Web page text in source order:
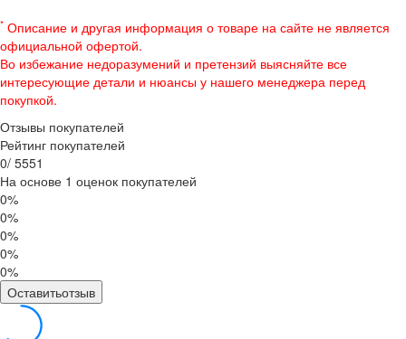
* Описание и другая информация о товаре на сайте не является
официальной офертой.
Во избежание недоразумений и претензий выясняйте все
интересующие детали и нюансы у нашего менеджера перед
покупкой.
Отзывы покупателей
Рейтинг покупателей
0/ 5551
На основе 1 оценок покупателей
0%
0%
0%
0%
0%
Оставитьотзыв